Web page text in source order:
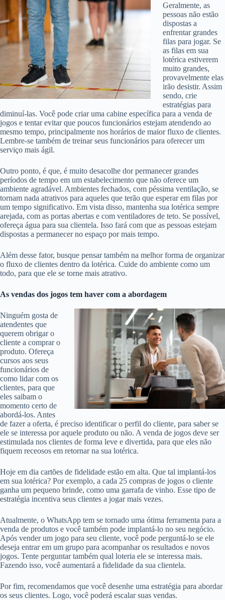
Geralmente, as
pessoas não estão
dispostas a
enfrentar grandes
filas para jogar. Se
as filas em sua
lotérica estiverem
muito grandes,
provavelmente elas
irão desistir. Assim
sendo, crie
estratégias para
diminuí-las. Você pode criar uma cabine específica para a venda de
jogos e tentar evitar que poucos funcionários estejam atendendo ao
mesmo tempo, principalmente nos horários de maior fluxo de clientes.
Lembre-se também de treinar seus funcionários para oferecer um
serviço mais ágil.
Outro ponto, é que, é muito desacolhe dor permanecer grandes
períodos de tempo em um estabelecimento que não oferece um
ambiente agradável. Ambientes fechados, com péssima ventilação, se
tornam nada atrativos para aqueles que terão que esperar em filas por
um tempo significativo. Em vista disso, mantenha sua lotérica sempre
arejada, com as portas abertas e com ventiladores de teto. Se possível,
ofereça água para sua clientela. Isso fará com que as pessoas estejam
dispostas a permanecer no espaço por mais tempo.
Além desse fator, busque pensar também na melhor forma de organizar
o fluxo de clientes dentro da lotérica. Cuide do ambiente como um
todo, para que ele se torne mais atrativo.
As vendas dos jogos tem haver com a abordagem
Ninguém gosta de
atendentes que
querem obrigar o
cliente a comprar o
produto. Ofereça
cursos aos seus
funcionários de
como lidar com os
clientes, para que
eles saibam o
momento certo de
abordá-los. Antes
de fazer a oferta, é preciso identificar o perfil do cliente, para saber se
ele se interessa por aquele produto ou não. A venda de jogos deve ser
estimulada nos clientes de forma leve e divertida, para que eles não
fiquem receosos em retornar na sua lotérica.
Hoje em dia cartões de fidelidade estão em alta. Que tal implantá-los
em sua lotérica? Por exemplo, a cada 25 compras de jogos o cliente
ganha um pequeno brinde, como uma garrafa de vinho. Esse tipo de
estratégia incentiva seus clientes a jogar mais vezes.
Atualmente, o WhatsApp tem se tornado uma ótima ferramenta para a
venda de produtos e você também pode implantá-lo no seu negócio.
Após vender um jogo para seu cliente, você pode perguntá-lo se ele
deseja entrar em um grupo para acompanhar os resultados e novos
jogos. Tente perguntar também qual loteria ele se interessa mais.
Fazendo isso, você aumentará a fidelidade da sua clientela.
Por fim, recomendamos que você desenhe uma estratégia para abordar
os seus clientes. Logo, você poderá escalar suas vendas.